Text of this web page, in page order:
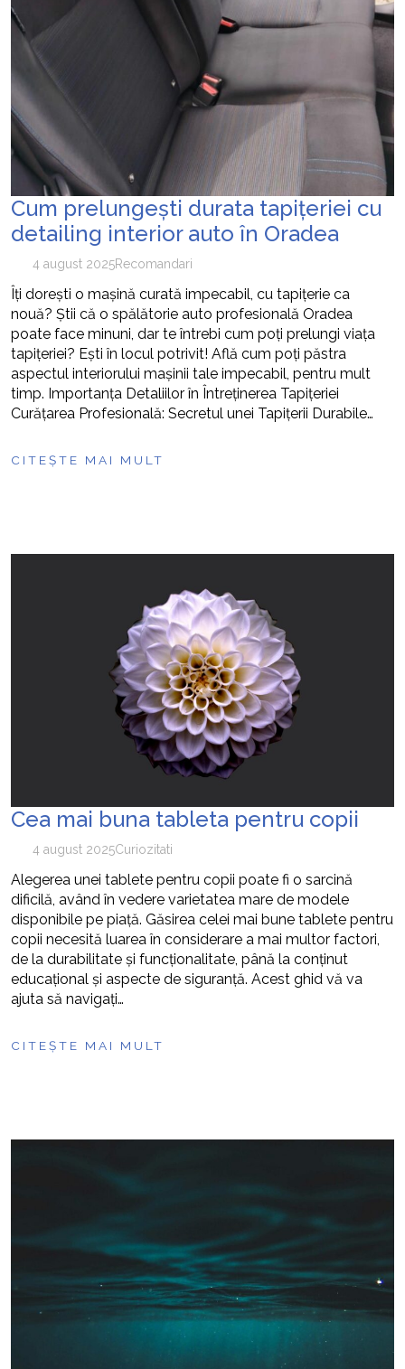
Cum prelungești durata tapițeriei cu
detailing interior auto în Oradea
4 august 2025Recomandari
Îți dorești o mașină curată impecabil, cu tapițerie ca
nouă? Știi că o spălătorie auto profesională Oradea
poate face minuni, dar te întrebi cum poți prelungi viața
tapițeriei? Ești în locul potrivit! Află cum poți păstra
aspectul interiorului mașinii tale impecabil, pentru mult
timp. Importanța Detaliilor în Întreținerea Tapițeriei
Curățarea Profesională: Secretul unei Tapițerii Durabile…
CITEȘTE MAI MULT
Cea mai buna tableta pentru copii
4 august 2025Curiozitati
Alegerea unei tablete pentru copii poate fi o sarcină
dificilă, având în vedere varietatea mare de modele
disponibile pe piață. Găsirea celei mai bune tablete pentru
copii necesită luarea în considerare a mai multor factori,
de la durabilitate și funcționalitate, până la conținut
educațional și aspecte de siguranță. Acest ghid vă va
ajuta să navigați…
CITEȘTE MAI MULT